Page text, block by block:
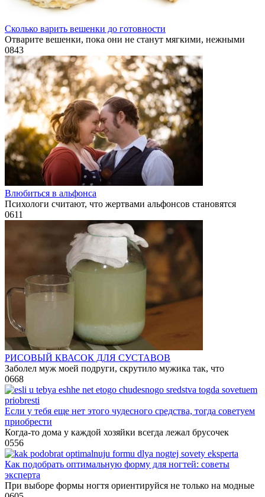
Сколько варить вешенки до готовности
Отварите вешенки, пока они не станут мягкими, нежными
0843
Влюбиться в альфонса
Психологи считают, что жертвами альфонсов становятся
0611
РИСОВЫЙ КВАСОК ДЛЯ СУСТАВОВ
Заболел муж моей подруги, скрутило мужика так, что
0668
Если у тебя еще нет этого чудесного средства, тогда советуем
приобрести
Когда-то дома у каждой хозяйки всегда лежал брусочек
0556
Как подобрать оптимальную форму для ногтей: советы
эксперта
При выборе формы ногтя ориентируйся не только на модные